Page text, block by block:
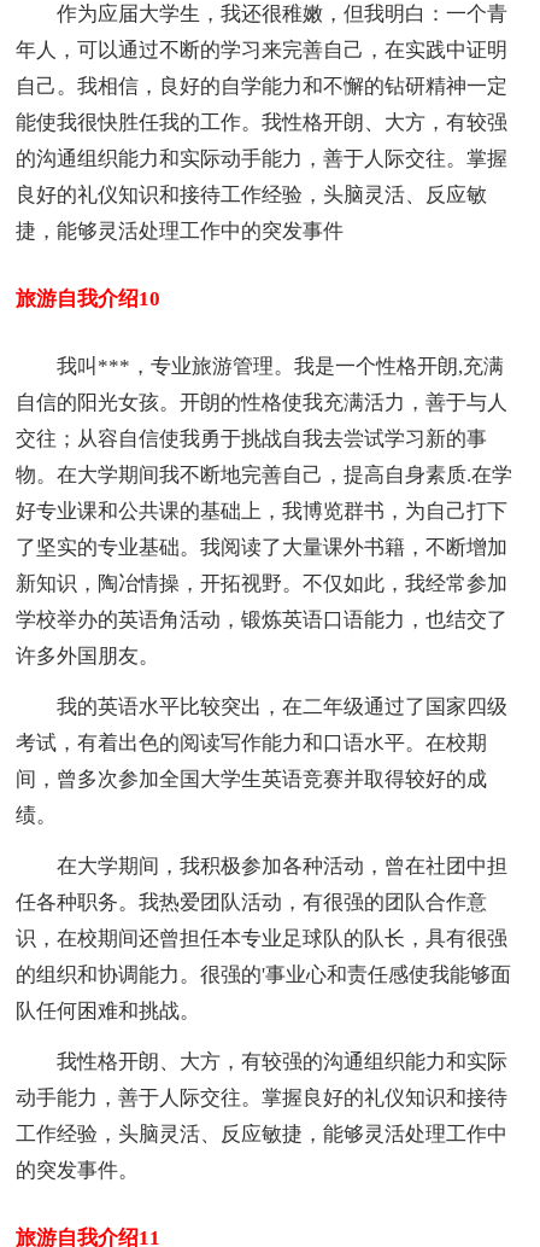
作为应届大学生，我还很稚嫩，但我明白：一个青
年人，可以通过不断的学习来完善自己，在实践中证明
自己。我相信，良好的自学能力和不懈的钻研精神一定
能使我很快胜任我的工作。我性格开朗、大方，有较强
的沟通组织能力和实际动手能力，善于人际交往。掌握
良好的礼仪知识和接待工作经验，头脑灵活、反应敏
捷，能够灵活处理工作中的突发事件
旅游自我介绍10
我叫***，专业旅游管理。我是一个性格开朗,充满
自信的阳光女孩。开朗的性格使我充满活力，善于与人
交往；从容自信使我勇于挑战自我去尝试学习新的事
物。在大学期间我不断地完善自己，提高自身素质.在学
好专业课和公共课的基础上，我博览群书，为自己打下
了坚实的专业基础。我阅读了大量课外书籍，不断增加
新知识，陶冶情操，开拓视野。不仅如此，我经常参加
学校举办的英语角活动，锻炼英语口语能力，也结交了
许多外国朋友。
我的英语水平比较突出，在二年级通过了国家四级
考试，有着出色的阅读写作能力和口语水平。在校期
间，曾多次参加全国大学生英语竞赛并取得较好的成
绩。
在大学期间，我积极参加各种活动，曾在社团中担
任各种职务。我热爱团队活动，有很强的团队合作意
识，在校期间还曾担任本专业足球队的队长，具有很强
的组织和协调能力。很强的'事业心和责任感使我能够面
队任何困难和挑战。
我性格开朗、大方，有较强的沟通组织能力和实际
动手能力，善于人际交往。掌握良好的礼仪知识和接待
工作经验，头脑灵活、反应敏捷，能够灵活处理工作中
的突发事件。
旅游自我介绍11